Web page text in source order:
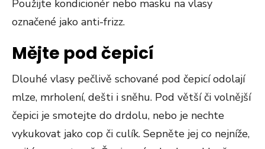
Použijte kondicionér nebo masku na vlasy
označené jako anti-frizz.
Mějte pod čepicí
Dlouhé vlasy pečlivě schované pod čepicí odolají
mlze, mrholení, dešti i sněhu. Pod větší či volnější
čepici je smotejte do drdolu, nebo je nechte
vykukovat jako cop či culík. Sepněte jej co nejníže,